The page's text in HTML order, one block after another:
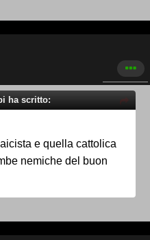
ha scritto:
e quella cattolica
nemiche del buon